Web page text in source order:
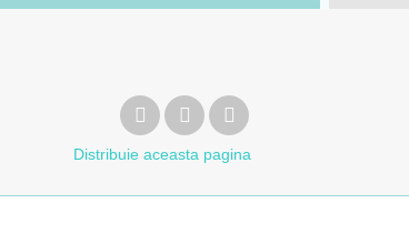
Distribuie aceasta pagina